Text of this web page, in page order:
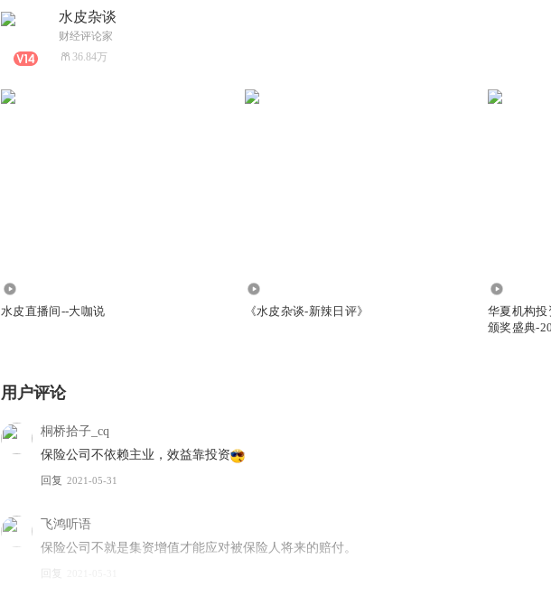
水皮杂谈
财经评论家
36.84万
水皮直播间--大咖说 《水皮杂谈-新辣日评》
华夏机构投
颁奖盛典-
用户评论
桐桥拾子_cq
保险公司不依赖主业，效益靠投资
回复 2021-05-31
飞鸿听语
保险公司不就是集资增值才能应对被保险人将来的赔付。
回复